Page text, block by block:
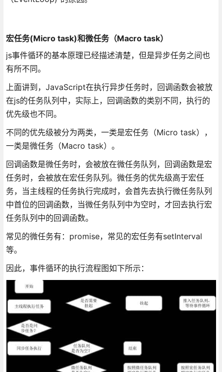
宏任务(Micro task)和微任务（Macro task）
js事件循环的基本原理已经描述清楚，但是异步任务之间也
有所不同。
上面讲到，JavaScript在执行异步任务时，回调函数会被放
在js的任务队列中，实际上，回调函数的类别不同，执行的
优先级也不同。
不同的优先级被分为两类，一类是宏任务（Micro task），
一类是微任务（Macro task）。
回调函数是微任务时，会被放在微任务队列，回调函数是宏
任务时，会被放在宏任务队列。微任务的优先级高于宏任
务，当主线程的任务执行完成时，会首先去执行微任务队列
中首位的回调函数，当微任务队列中为空时，才回去执行宏
任务队列中的回调函数。
常见的微任务有：promise，常见的宏任务有setInterval
等。
因此，事件循环的执行流程图如下所示：